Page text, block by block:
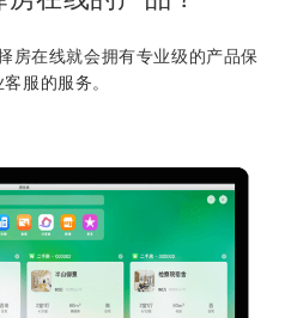
房在线就会拥有专业级的产品保
服的服务。